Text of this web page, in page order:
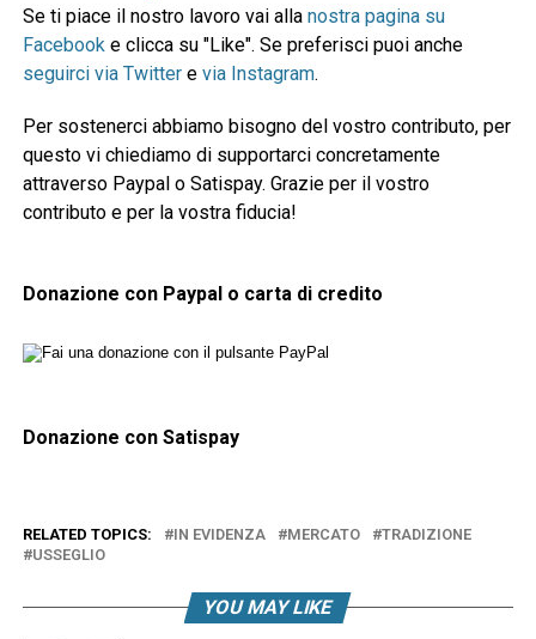
Se ti piace il nostro lavoro vai alla nostra pagina su
Facebook e clicca su "Like". Se preferisci puoi anche
seguirci via Twittere via Instagram.
Per sostenerci abbiamo bisogno del vostro contributo, per
questo vi chiediamo di supportarci concretamente
attraverso Paypal o Satispay. Grazie per il vostro
contributo e per la vostra fiducia!
Donazione con Paypal o carta di credito
Donazione con Satispay
RELATED TOPICS: IN EVIDENZA MERCATO
TRADIZIONE
USSEGLIO
YOU MAY LIKE